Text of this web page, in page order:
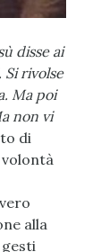
disse ai
Si rivolse
Ma poi
non vi
di
volontà
alla